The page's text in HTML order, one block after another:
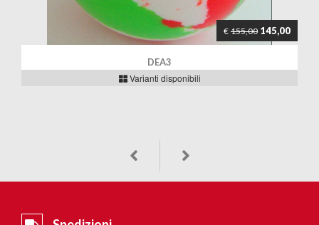
€ 155,00 145,00
DEA3
Varianti disponibili